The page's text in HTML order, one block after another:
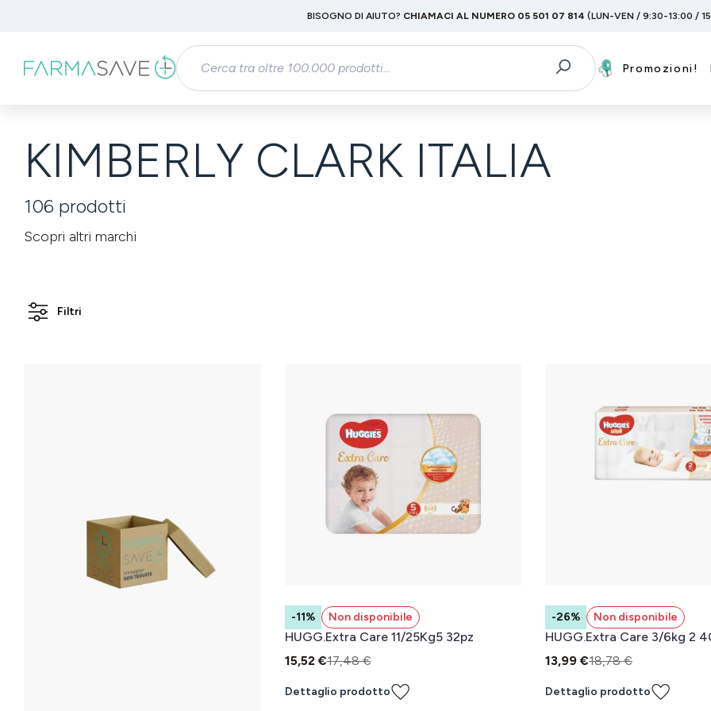
Passa alla navigazione principale
BISOGNO DI AIUTO? CHIAMACI AL NUMERO 05 501 07 814 (LUN-VEN / 9:30-13:00 /
Promozioni!
KIMBERLY CLARK ITALIA
106 prodotti
Scopri altri marchi
Filtri
-11% Non disponibile
HUGG.Extra Care 11/25Kg5 32pz
15,52 €17,48 €
Dettaglio prodotto
-26% Non disponibile
HUGG.Extra Care 3/6kg 2
13,99 €18,78 €
Dettaglio prodotto